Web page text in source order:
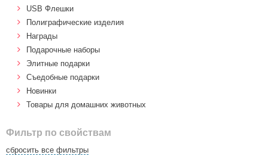
USB Флешки
Полиграфические изделия
Награды
Подарочные наборы
Элитные подарки
Cъедобные подарки
Новинки
Товары для домашних животных
Фильтр по свойствам
сбросить все фильтры